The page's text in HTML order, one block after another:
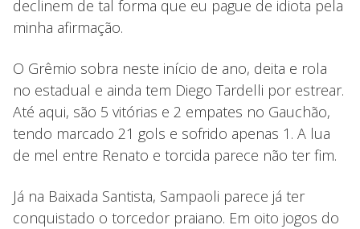
declinem de tal forma que eu pague de idiota pela
minha afirmação.
O Grêmio sobra neste início de ano, deita e rola
no estadual e ainda tem Diego Tardelli por estrear.
Até aqui, são 5 vitórias e 2 empates no Gauchão,
tendo marcado 21 gols e sofrido apenas 1. A lua
de mel entre Renato e torcida parece não ter fim.
Já na Baixada Santista, Sampaoli parece já ter
conquistado o torcedor praiano. Em oito jogos do